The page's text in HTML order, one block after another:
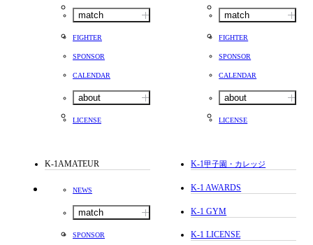
match
FIGHTER
SPONSOR
CALENDAR
about
LICENSE
match
FIGHTER
SPONSOR
CALENDAR
about
LICENSE
K-1AMATEUR
NEWS
match
SPONSOR
K-1甲子園・カレッジ
K-1 AWARDS
K-1 GYM
K-1 LICENSE